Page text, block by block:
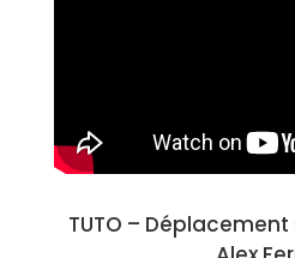
TUTO – Déplacement